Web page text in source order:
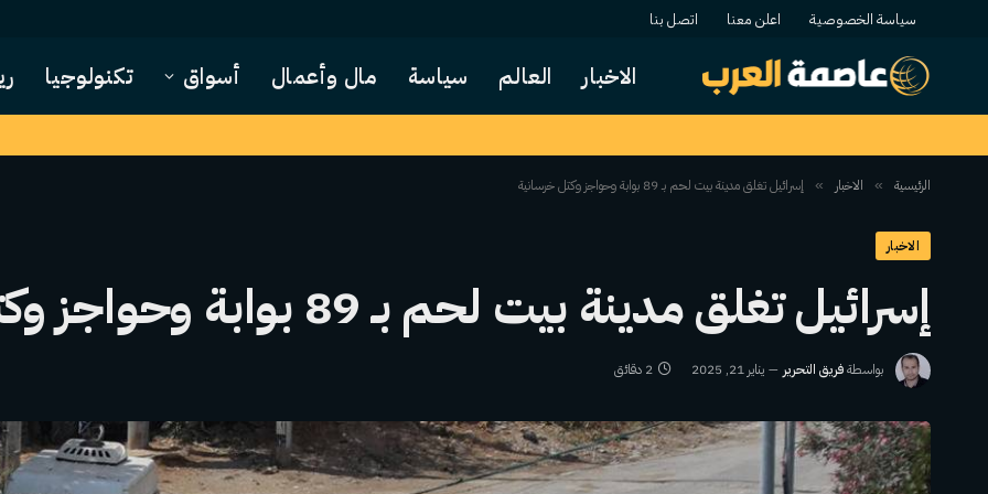
سياسة الخصوصية اعلن معنا اتصل بنا
الاخبار العالم سياسة مال وأعمال أسواق تكنولوجيا
الرئيسية » الاخبار » إسرائيل تغلق مدينة بيت لحم بـ 89 بوابة وحواجز وكتل خرسانية
الاخبار
إسرائيل تغلق مدينة بيت لحم بـ 89 بوابة وحواجز وكتل خرسانية
بواسطةفريق التحرير يناير 21, 2025 2 دقائق